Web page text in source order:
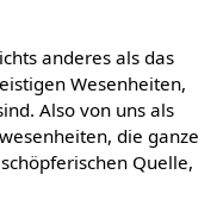
anderes als das
Wesenheiten,
Also von uns als
die ganze
Quelle,